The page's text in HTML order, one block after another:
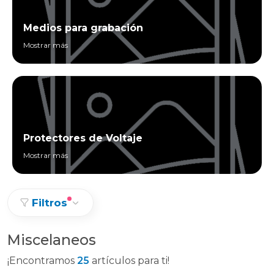
Medios para grabación
Mostrar más
Protectores de Voltaje
Mostrar más
Filtros
Miscelaneos
¡Encontramos 25 artículos para ti!